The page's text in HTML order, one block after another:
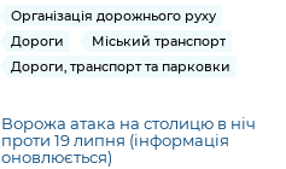
Організація дорожнього руху
Дороги
Міський транспорт
Дороги, транспорт та парковки
Ворожа атака на столицю в ніч
проти 19 липня (інформація
оновлюється)